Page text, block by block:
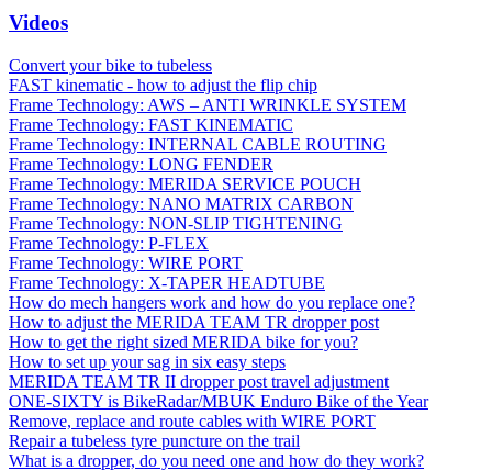
Videos
Convert your bike to tubeless
FAST kinematic - how to adjust the flip chip
Frame Technology: AWS – ANTI WRINKLE SYSTEM
Frame Technology: FAST KINEMATIC
Frame Technology: INTERNAL CABLE ROUTING
Frame Technology: LONG FENDER
Frame Technology: MERIDA SERVICE POUCH
Frame Technology: NANO MATRIX CARBON
Frame Technology: NON-SLIP TIGHTENING
Frame Technology: P-FLEX
Frame Technology: WIRE PORT
Frame Technology: X-TAPER HEADTUBE
How do mech hangers work and how do you replace one?
How to adjust the MERIDA TEAM TR dropper post
How to get the right sized MERIDA bike for you?
How to set up your sag in six easy steps
MERIDA TEAM TR II dropper post travel adjustment
ONE-SIXTY is BikeRadar/MBUK Enduro Bike of the Year
Remove, replace and route cables with WIRE PORT
Repair a tubeless tyre puncture on the trail
What is a dropper, do you need one and how do they work?